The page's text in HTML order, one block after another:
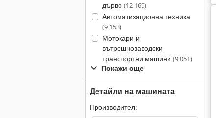
дърво (12 169)
Автоматизационна техника
(9 153)
Мотокари и
вътрешнозаводски
транспортни машини (9 051)
Покажи още
Детайли на машината
Производител: